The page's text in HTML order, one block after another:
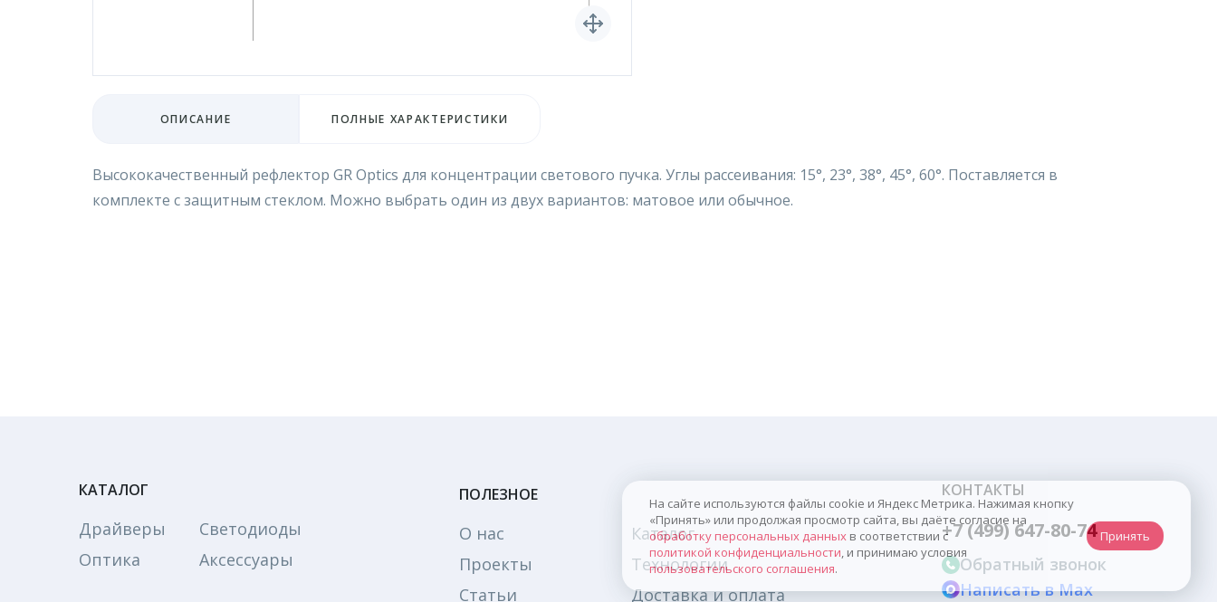
ОПИСАНИЕ ПОЛНЫЕ ХАРАКТЕРИСТИКИ
Высококачественный рефлектор GR Optics для концентрации светового пучка. Углы рассеивания: 15°, 23°, 38°, 45°, 60°. Поставляется в
комплекте с защитным стеклом. Можно выбрать один из двух вариантов: матовое или обычное.
КАТАЛОГ
Драйверы
Светодиоды
Оптика
Аксессуары
ПОЛЕЗНОЕ
О нас
Каталог
Проекты
Технологии
Статьи
Доставка и оплата
КОНТАКТЫ
+7 (499) 647-80-74
Обратный звонок
Написать в Max
На сайте используются файлы cookie и Яндекс Метрика. Нажимая кнопку
«Принять» или продолжая просмотр сайта, вы даёте согласие на
обработку персональных данныхв соответствии с
политикой конфиденциальности, и принимаю условия
пользовательского соглашения.
Принять